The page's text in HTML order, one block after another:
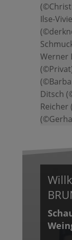
Ilse-
Werner
Ditsch
Reicher